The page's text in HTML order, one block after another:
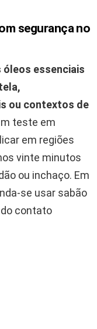
segurança no
óleos essenciais
ou contextos de
teste em
em regiões
vinte minutos
ou inchaço. Em
se usar sabão
contato